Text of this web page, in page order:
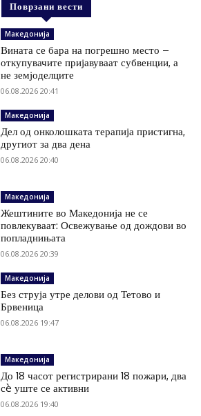
Поврзани вести
Македонија
Вината се бара на погрешно место –
откупувачите пријавуваат субвенции, а
не земјоделците
06.08.2026 20:41
Македонија
Дел од онколошката терапија пристигна,
другиот за два дена
06.08.2026 20:40
Македонија
Жештините во Македонија не се
повлекуваат: Освежување од дождови во
попладнињата
06.08.2026 20:39
Македонија
Без струја утре делови од Тетово и
Брвеница
06.08.2026 19:47
Македонија
До 18 часот регистрирани 18 пожари, два
сè уште се активни
06.08.2026 19:40